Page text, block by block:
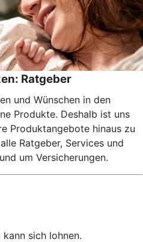
Ratgeber
und Wünschen in den
Produkte. Deshalb ist uns
Produktangebote hinaus zu
Ratgeber, Services und
um Versicherungen.
sich lohnen.